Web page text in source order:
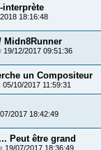
interprète
18:16:48
Midn8Runner
19/12/2017 09:51:36
un Compositeur
05/10/2017 11:59:31
2017 18:42:49
Peut être grand
19/07/2017 18:36:49